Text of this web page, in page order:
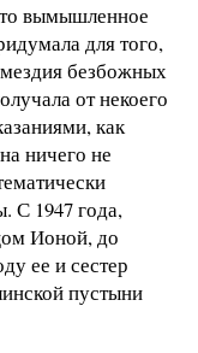
вымышленное
для того,
безбожных
от некоего
как
ничего не
С 1947 года,
Ионой, до
ее и сестер
пустыни